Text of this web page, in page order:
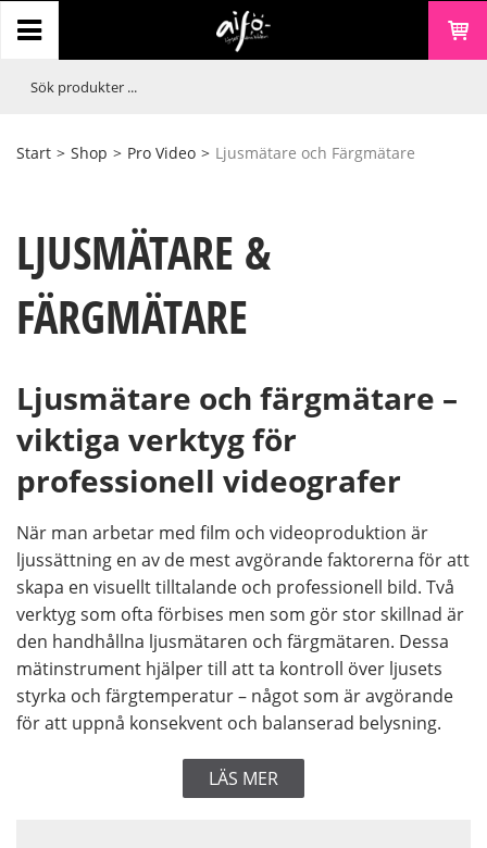
Start > Shop > Pro Video > Ljusmätare och Färgmätare
LJUSMÄTARE &
FÄRGMÄTARE
Ljusmätare och färgmätare –
viktiga verktyg för
professionell videografer
När man arbetar med film och videoproduktion är
ljussättning en av de mest avgörande faktorerna för att
skapa en visuellt tilltalande och professionell bild. Två
verktyg som ofta förbises men som gör stor skillnad är
den handhållna ljusmätaren och färgmätaren. Dessa
mätinstrument hjälper till att ta kontroll över ljusets
styrka och färgtemperatur – något som är avgörande
för att uppnå konsekvent och balanserad belysning.
LÄS MER